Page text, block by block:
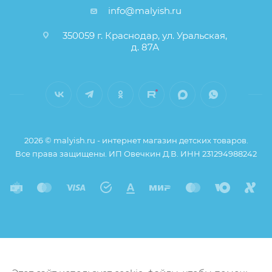
info@malyish.ru
350059 г. Краснодар, ул. Уральская,
д. 87А
2026 © malyish.ru - интернет магазин детских товаров.
Все права защищены. ИП Овечкин Д.В. ИНН 231294988242